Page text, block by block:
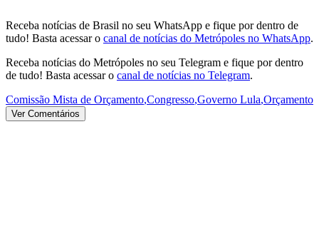
Receba notícias de Brasil no seu WhatsApp e fique por dentro de
tudo! Basta acessar o canal de notícias do Metrópoles no WhatsApp.
Receba notícias do Metrópoles no seu Telegram e fique por dentro
de tudo! Basta acessar o canal de notícias no Telegram.
Comissão Mista de Orçamento,Congresso,Governo Lula,Orçamento
Ver Comentários